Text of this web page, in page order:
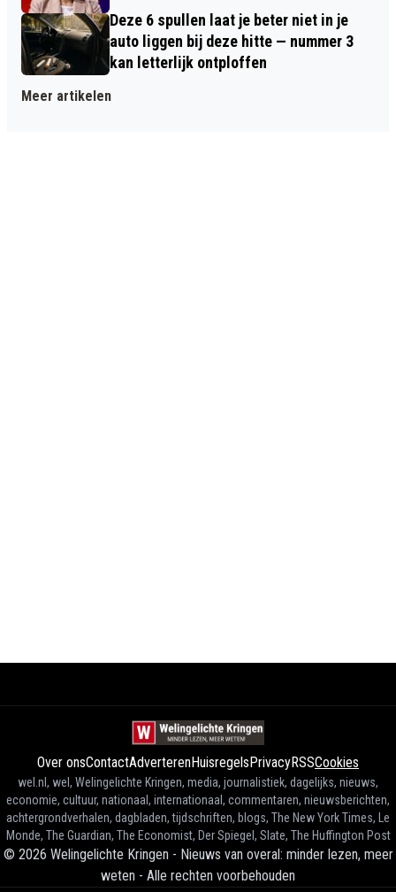
Deze 6 spullen laat je beter niet in je
auto liggen bij deze hitte — nummer 3
kan letterlijk ontploffen
Meer artikelen
Over onsContactAdverterenHuisregelsPrivacyRSSCookies
wel.nl, wel, Welingelichte Kringen, media, journalistiek, dagelijks, nieuws,
economie, cultuur, nationaal, internationaal, commentaren, nieuwsberichten,
achtergrondverhalen, dagbladen, tijdschriften, blogs, The New York Times, Le
Monde, The Guardian, The Economist, Der Spiegel, Slate, The Huffington Post
© 2026 Welingelichte Kringen - Nieuws van overal: minder lezen, meer
weten - Alle rechten voorbehouden